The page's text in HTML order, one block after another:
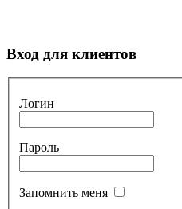
Вход для клиентов
Логин
Пароль
Запомнить меня